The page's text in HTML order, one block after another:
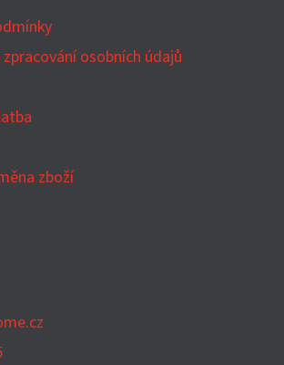
osobních údajů
zboží